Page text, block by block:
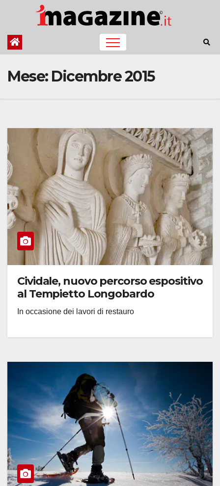
Mese: Dicembre 2015
Cividale, nuovo percorso espositivo
al Tempietto Longobardo
In occasione dei lavori di restauro